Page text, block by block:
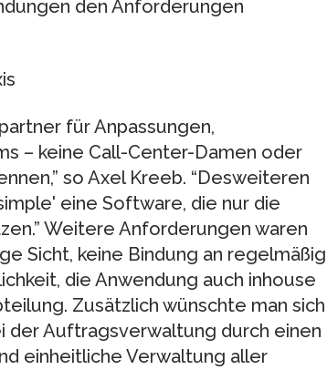
den Anforderungen
für Anpassungen,
– keine Call-Center-Damen oder
so Axel Kreeb. “Desweiteren
eine Software, die nur die
Weitere Anforderungen waren
Sicht, keine Bindung an regelmäßig
die Anwendung auch inhouse
Zusätzlich wünschte man sich
der Auftragsverwaltung durch einen
einheitliche Verwaltung aller